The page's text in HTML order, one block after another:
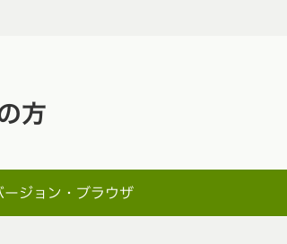
方
ージョン・ブラウザ